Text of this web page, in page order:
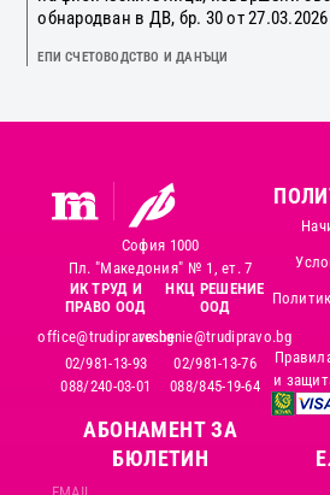
обнародван в ДВ, бр. 30 от 27.03.2026
ЕПИ СЧЕТОВОДСТВО И ДАНЪЦИ
София 1000
Пл. "Македония" № 1, ет. 7
ИК ТРУД И
ПРАВО ООД
office@trudipravo.bg
02/981-13-93
088/240-03-01
НКЦ РЕШЕНИЕ
ООД
reshenie@trudipravo.bg
02/981-13-76
088/845-19-64
и
АБОНАМЕНТ ЗА
БЮЛЕТИН